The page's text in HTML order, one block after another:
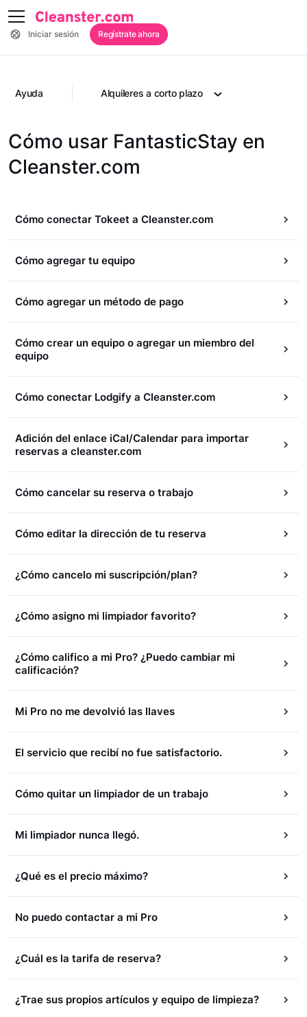
Iniciar sesión Regístrate ahora
Ayuda Alquileres a corto plazo
Cómo usar FantasticStay en
Cleanster.com
Cómo conectar Tokeet a Cleanster.com
Cómo agregar tu equipo
Cómo agregar un método de pago
Cómo crear un equipo o agregar un miembro del
equipo
Cómo conectar Lodgify a Cleanster.com
Adición del enlace iCal/Calendar para importar
reservas a cleanster.com
Cómo cancelar su reserva o trabajo
Cómo editar la dirección de tu reserva
¿Cómo cancelo mi suscripción/plan?
¿Cómo asigno mi limpiador favorito?
¿Cómo califico a mi Pro? ¿Puedo cambiar mi
calificación?
Mi Pro no me devolvió las llaves
El servicio que recibí no fue satisfactorio.
Cómo quitar un limpiador de un trabajo
Mi limpiador nunca llegó.
¿Qué es el precio máximo?
No puedo contactar a mi Pro
¿Cuál es la tarifa de reserva?
¿Trae sus propios artículos y equipo de limpieza?